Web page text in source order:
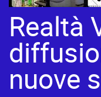
Realtà
nuove